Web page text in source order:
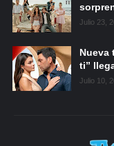
Julio 23,
Nueva
ti”
Julio 10,